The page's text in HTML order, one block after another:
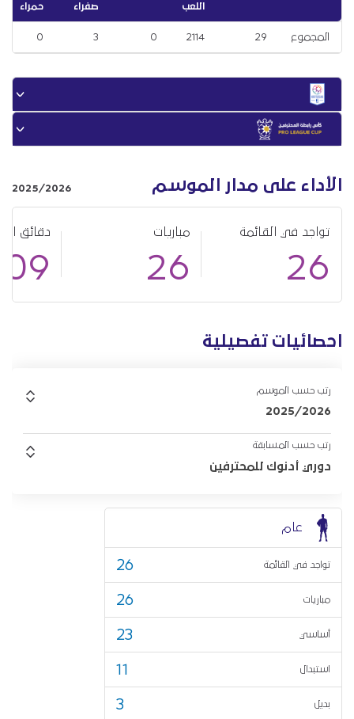
اللعب
صفراء
حمراء
المجموع 29
2114
0
3
0
الأداء على مدار الموسم 2025/2026
تواجد في القائمة
26
مباريات
26
دقائق
احصائيات تفصيلية
رتب حسب الموسم
2025/2026
رتب حسب المسابقة
دوري أدنوك للمحترفين
عام
تواجد في القائمة 26
مباريات 26
أساسي 23
استبدال 11
بديل 3